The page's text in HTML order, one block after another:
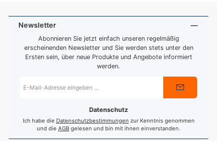
Newsletter
Abonnieren Sie jetzt einfach unseren regelmäßig
erscheinenden Newsletter und Sie werden stets unter den
Ersten sein, über neue Produkte und Angebote informiert
werden.
Mail-
Datenschutz
Ich habe die Datenschutzbestimmungen zur Kenntnis genommen
und die AGB gelesen und bin mit ihnen einverstanden.